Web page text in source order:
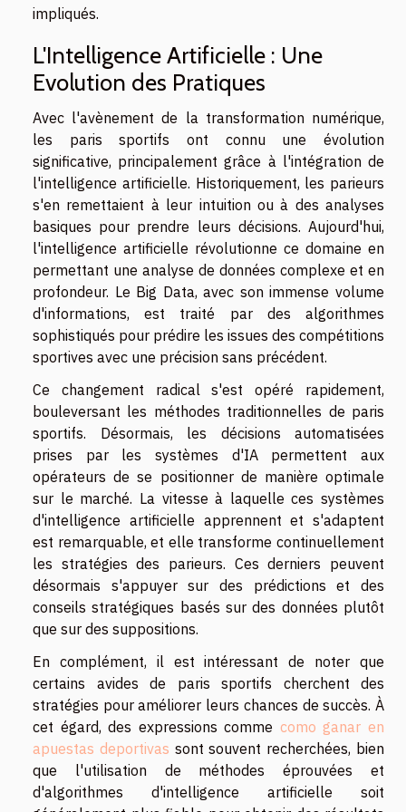
impliqués.
L'Intelligence Artificielle : Une
Evolution des Pratiques
Avec l'avènement de la transformation numérique,
les paris sportifs ont connu une évolution
significative, principalement grâce à l'intégration de
l'intelligence artificielle. Historiquement, les parieurs
s'en remettaient à leur intuition ou à des analyses
basiques pour prendre leurs décisions. Aujourd'hui,
l'intelligence artificielle révolutionne ce domaine en
permettant une analyse de données complexe et en
profondeur. Le Big Data, avec son immense volume
d'informations, est traité par des algorithmes
sophistiqués pour prédire les issues des compétitions
sportives avec une précision sans précédent.
Ce changement radical s'est opéré rapidement,
bouleversant les méthodes traditionnelles de paris
sportifs. Désormais, les décisions automatisées
prises par les systèmes d'IA permettent aux
opérateurs de se positionner de manière optimale
sur le marché. La vitesse à laquelle ces systèmes
d'intelligence artificielle apprennent et s'adaptent
est remarquable, et elle transforme continuellement
les stratégies des parieurs. Ces derniers peuvent
désormais s'appuyer sur des prédictions et des
conseils stratégiques basés sur des données plutôt
que sur des suppositions.
En complément, il est intéressant de noter que
certains avides de paris sportifs cherchent des
stratégies pour améliorer leurs chances de succès. À
cet égard, des expressions comme como ganar en
apuestas deportivas sont souvent recherchées, bien
que l'utilisation de méthodes éprouvées et
d'algorithmes d'intelligence artificielle soit